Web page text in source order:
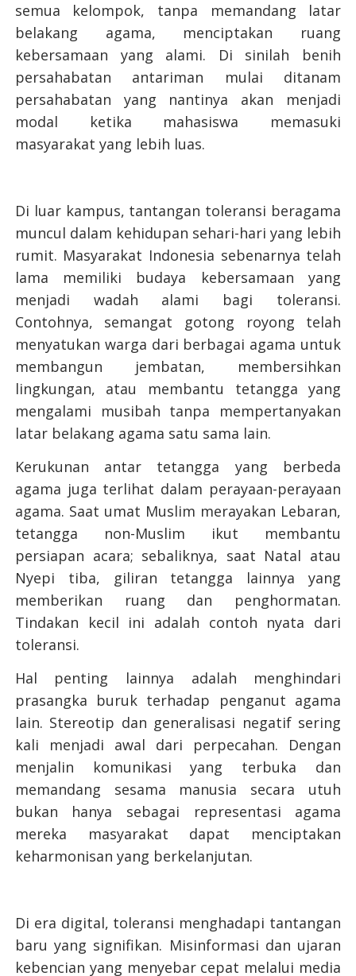
semua kelompok, tanpa memandang latar
belakang agama, menciptakan ruang
kebersamaan yang alami. Di sinilah benih
persahabatan antariman mulai ditanam
persahabatan yang nantinya akan menjadi
modal ketika mahasiswa memasuki
masyarakat yang lebih luas.
Di luar kampus, tantangan toleransi beragama
muncul dalam kehidupan sehari-hari yang lebih
rumit. Masyarakat Indonesia sebenarnya telah
lama memiliki budaya kebersamaan yang
menjadi wadah alami bagi toleransi.
Contohnya, semangat gotong royong telah
menyatukan warga dari berbagai agama untuk
membangun jembatan, membersihkan
lingkungan, atau membantu tetangga yang
mengalami musibah tanpa mempertanyakan
latar belakang agama satu sama lain.
Kerukunan antar tetangga yang berbeda
agama juga terlihat dalam perayaan-perayaan
agama. Saat umat Muslim merayakan Lebaran,
tetangga non-Muslim ikut membantu
persiapan acara; sebaliknya, saat Natal atau
Nyepi tiba, giliran tetangga lainnya yang
memberikan ruang dan penghormatan.
Tindakan kecil ini adalah contoh nyata dari
toleransi.
Hal penting lainnya adalah menghindari
prasangka buruk terhadap penganut agama
lain. Stereotip dan generalisasi negatif sering
kali menjadi awal dari perpecahan. Dengan
menjalin komunikasi yang terbuka dan
memandang sesama manusia secara utuh
bukan hanya sebagai representasi agama
mereka masyarakat dapat menciptakan
keharmonisan yang berkelanjutan.
Di era digital, toleransi menghadapi tantangan
baru yang signifikan. Misinformasi dan ujaran
kebencian yang menyebar cepat melalui media